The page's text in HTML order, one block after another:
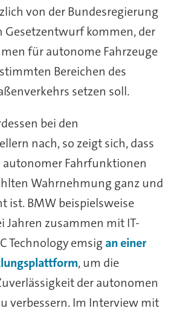
von der Bundesregierung
Gesetzentwurf kommen, der
für autonome Fahrzeuge
Bereichen des
setzen soll.
bei den
nach, so zeigt sich, dass
Fahrfunktionen
Wahrnehmung ganz und
ist. BMW beispielsweise
Jahren zusammen mit IT-
Technology emsigan einer
, um die
der autonomen
verbessern. Im Interview mit